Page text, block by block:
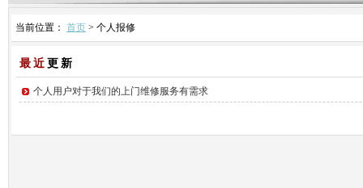
当前位置： 首页 > 个人报修
最近 更新
个人用户对于我们的上门维修服务有需求